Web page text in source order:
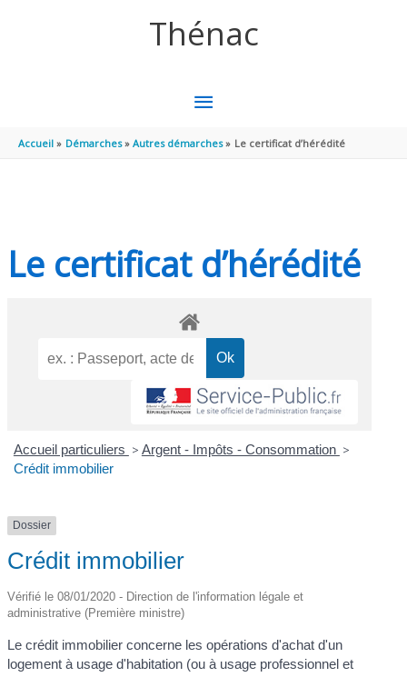
Thénac
MENU
PRINCIPAL
Accueil Démarches Autres démarches Le certificat d’hérédité
Le certificat d’hérédité
Accueil particuliers > Argent - Impôts - Consommation >
Crédit immobilier
Dossier
Crédit immobilier
Vérifié le 08/01/2020 - Direction de l'information légale et
administrative (Première ministre)
Le crédit immobilier concerne les opérations d'achat d'un
logement à usage d'habitation (ou à usage professionnel et